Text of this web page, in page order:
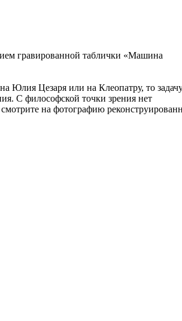
гравированной таблички «Машина
Юлия Цезаря или на Клеопатру, то
С философской точки зрения нет
на фотографию